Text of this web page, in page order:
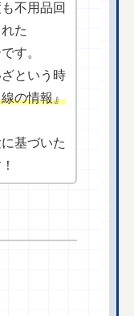
不用品回
た
す。
という時
の情報』
基づいた